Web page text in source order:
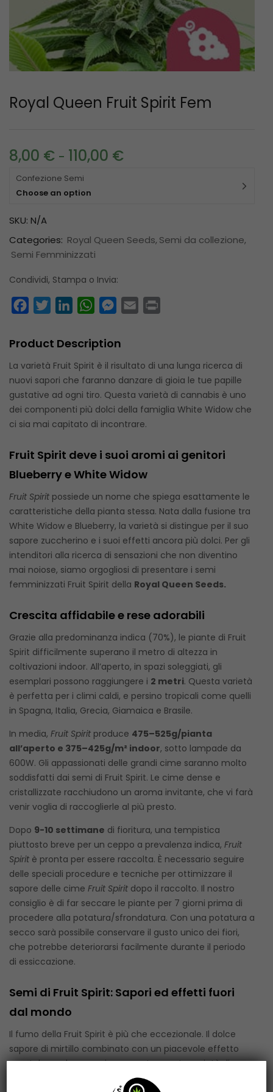
Royal Queen Fruit Spirit Fem
8,00 € - 110,00 €
Confezione Semi
Choose an option
SKU: N/A
Categories: Royal Queen Seeds Semi da collezione
Semi Femminizzati
Condividi, Stampa o Invia:
FacebookTwitterLinkedInWhatsAppMessenger
Email
Product Description
La varietà Fruit Spirit è il risultato di una lunga ricerca di
nuovi sapori che faranno danzare di gioia le tue papille
gustative ad ogni tiro. Questa varietà di cannabis è uno
dei componenti più dolci della famiglia White Widow che
ci sia mai capitato di incontrare.
Fruit Spirit deve i suoi aromi ai genitori
Blueberry e White Widow
Fruit Spirit possiede un nome che spiega esattamente le
caratteristiche della pianta stessa. Nata dalla fusione tra
White Widow e Blueberry, la varietà si distingue per il suo
sapore zuccherino e i suoi effetti ancora più dolci. Per gli
intenditori alla ricerca di sensazioni che non diventino
mai noiose, siamo orgogliosi di presentare i semi
femminizzati Fruit Spirit della Royal Queen Seeds.
Crescita affidabile e rese adorabili
Grazie alla predominanza indica (70%), le piante di Fruit
Spirit difficilmente superano il metro di altezza in
coltivazioni indoor. All’aperto, in spazi soleggiati, gli
esemplari possono raggiungere i 2 metri. Questa varietà
è perfetta per i climi caldi, e persino tropicali come quelli
in Spagna, Italia, Grecia, Giamaica e Brasile.
In media, Fruit Spirit produce 475–525g/pianta
all’aperto e 375–425g/m² indoor, sotto lampade da
600W. Gli appassionati delle grandi cime saranno molto
soddisfatti dai semi di Fruit Spirit. Le cime dense e
cristallizzate racchiudono un aroma invitante, che vi farà
venir voglia di raccoglierle al più presto.
Dopo 9-10 settimane di fioritura, una tempistica
piuttosto breve per un ceppo a prevalenza indica, Fruit
Spirit è pronta per essere raccolta. È necessario seguire
delle speciali procedure e tecniche per ottimizzare il
sapore delle cime Fruit Spirit dopo il raccolto. Il nostro
consiglio è di far seccare le piante per 7 giorni prima di
procedere alla potatura/sfrondatura. Con una potatura a
secco sarà possibile conservare il gusto unico dei fiori,
che potrebbe deteriorarsi facilmente durante il periodo
di essiccazione.
Semi di Fruit Spirit: Sapori ed effetti fuori
dal mondo
Il fumo della Fruit Spirit è più che eccezionale. Il dolce
sapore di mirtillo combinato con un piacevole effetto
mentale renderanno sicuramente questa varietà di
cannabis una delle tue preferite. L’aroma percepito